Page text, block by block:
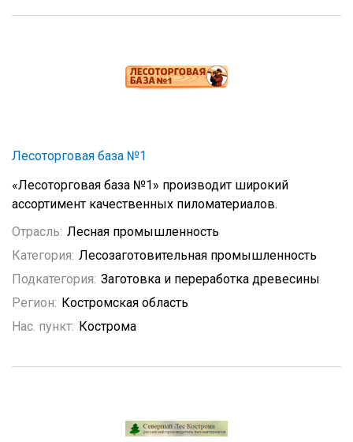
Лесоторговая база №1
«Лесоторговая база №1» производит широкий
ассортимент качественных пиломатериалов.
Отрасль: Лесная промышленность
Категория: Лесозаготовительная промышленность
Подкатегория: Заготовка и переработка древесины
Регион: Костромская область
Нас. пункт: Кострома